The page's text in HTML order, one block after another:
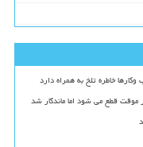
خاطره تلخ به همراه دارد